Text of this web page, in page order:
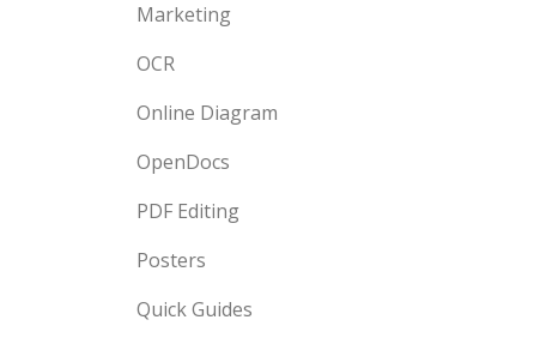
Marketing
OCR
Online Diagram
OpenDocs
PDF Editing
Posters
Quick Guides